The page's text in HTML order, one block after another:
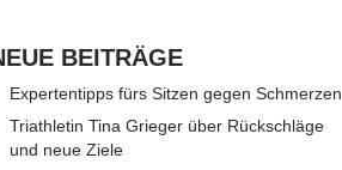
BEITRÄGE
Expertentipps fürs Sitzen gegen Schmerzen
Triathletin Tina Grieger über Rückschläge
und neue Ziele